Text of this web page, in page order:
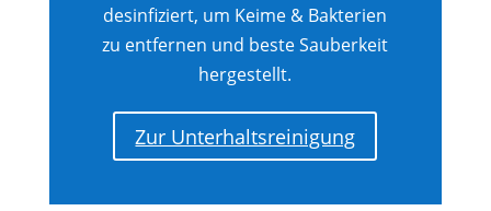
desinfiziert, um Keime & Bakterien
zu entfernen und beste Sauberkeit
hergestellt.
Zur Unterhaltsreinigung